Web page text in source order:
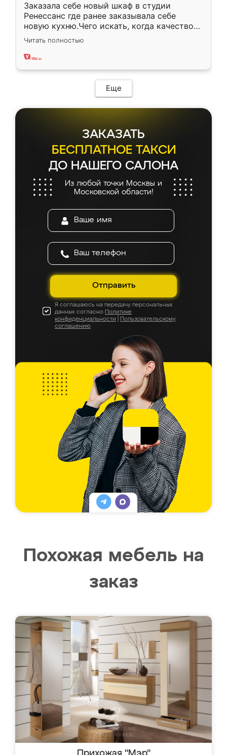
Заказала себе новый шкаф в студии
Ренессанс где ранее заказывала себе
новую кухню.Чего искать, когда качеством
вполне довольна. Служит кухня уже почти
два года, нареканий нет.
Читать полностью
Еще
ЗАКАЗАТЬ
БЕСПЛАТНОЕ ТАКСИ
ДО НАШЕГО САЛОНА
Из любой точки Москвы и
Московской области!
Отправить
Я соглашаюсь на передачу персональных
данных согласно Политике
конфиденциальности
Пользовательскому
соглашению
Похожая мебель на
заказ